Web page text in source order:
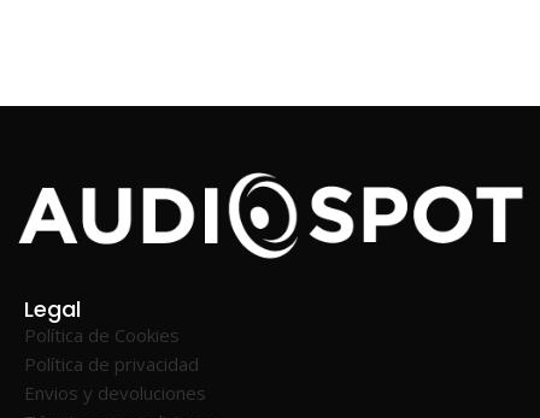
Legal
Política de Cookies
Política de privacidad
Envios y devoluciones